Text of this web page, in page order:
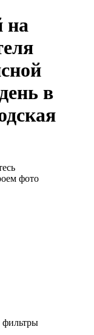
на
в
фото
фильтры